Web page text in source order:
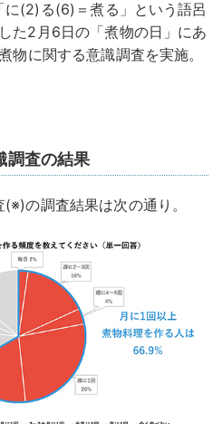
(2)る(6)＝煮る」という語呂
た2月6日の「煮物の日」にあ
物に関する意識調査を実施。
調査の結果
の調査結果は次の通り。